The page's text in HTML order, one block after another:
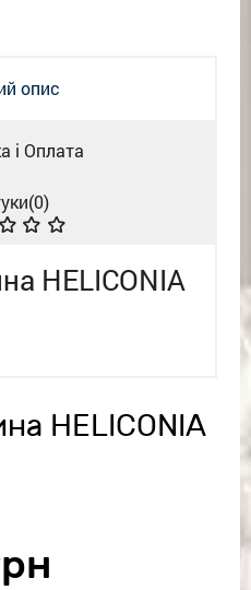
опис
і Оплата
0)
HELICONIA
HELICONIA